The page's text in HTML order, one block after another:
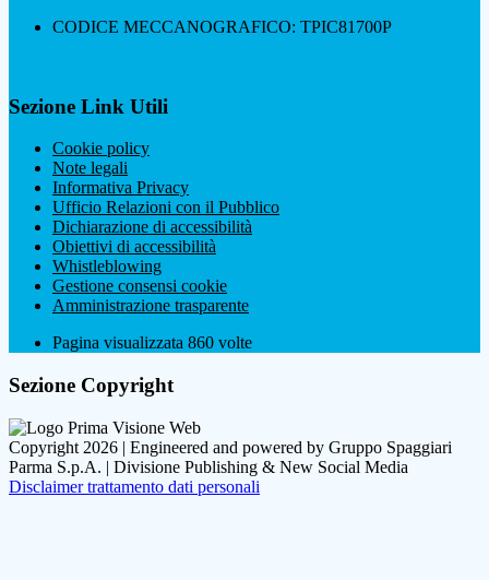
CODICE MECCANOGRAFICO: TPIC81700P
Sezione Link Utili
Cookie policy
Note legali
Informativa Privacy
Ufficio Relazioni con il Pubblico
Dichiarazione di accessibilità
Obiettivi di accessibilità
Whistleblowing
Gestione consensi cookie
Amministrazione trasparente
Pagina visualizzata 860 volte
Sezione Copyright
Copyright 2026 | Engineered and powered by Gruppo Spaggiari
Parma S.p.A. | Divisione Publishing & New Social Media
Disclaimer trattamento dati personali